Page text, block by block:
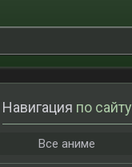
Навигация по сайту
Все аниме